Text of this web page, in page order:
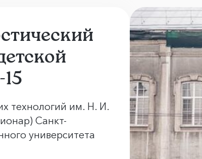
технологий им. Н. И.
Санкт-
университета